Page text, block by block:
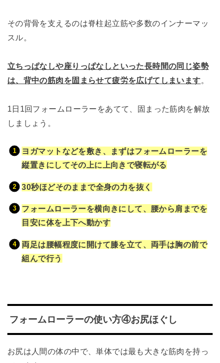
その背骨を支えるのは脊柱起立筋や多数のインナーマッ
スル。
立ちっぱなしや座りっぱなしといった長時間の同じ姿勢
は、背中の筋肉を固まらせて疲労を広げてしまいます。
1日1回フォームローラーをあてて、固まった筋肉を解放
しましょう。
ヨガマットなどを敷き、まずはフォームローラーを
縦置きにしてその上に上向きで寝転がる
30秒ほどそのままで全身の力を抜く
フォームローラーを横向きにして、腰から肩までを
目安に体を上下へ動かす
両足は腰幅程度に開けて膝を立て、両手は胸の前で
組んで行う
フォームローラーの使い方④お尻ほぐし
お尻は人間の体の中で、単体では最も大きな筋肉を持っ